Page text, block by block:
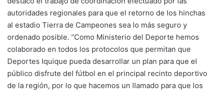
autoridades regionales para que el retorno de los hinchas
al estadio Tierra de Campeones sea lo más seguro y
ordenado posible. “Como Ministerio del Deporte hemos
colaborado en todos los protocolos que permitan que
Deportes Iquique pueda desarrollar un plan para que el
público disfrute del fútbol en el principal recinto deportivo
de la región, por lo que hacemos un llamado para que los